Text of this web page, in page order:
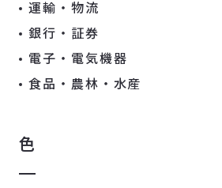
運輸・物流
銀行・証券
電子・電気機器
食品・農林・水産
色